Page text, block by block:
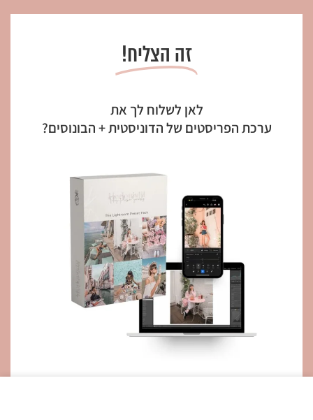
זה הצליח!
לאן לשלוח לך את
ערכת הפריסטים של הדוניסטית + הבונוסים?